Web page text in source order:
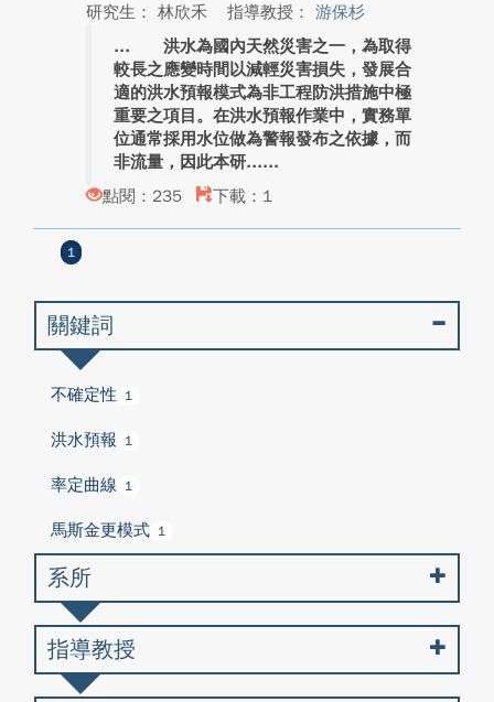
研究生： 林欣禾
指導教授： 游保杉
洪水為國內天然災害之一，為取得
較長之應變時間以減輕災害損失，發展合
適的洪水預報模式為非工程防洪措施中極
重要之項目。在洪水預報作業中，實務單
位通常採用水位做為警報發布之依據，而
非流量，因此本研...
點閱：235
下載：1
1
關鍵詞
不確定性 1
洪水預報 1
率定曲線 1
馬斯金更模式 1
系所
指導教授